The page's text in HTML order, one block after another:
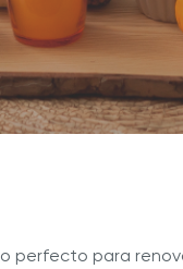
Royal Prestige ®
Descubre
perfecto para